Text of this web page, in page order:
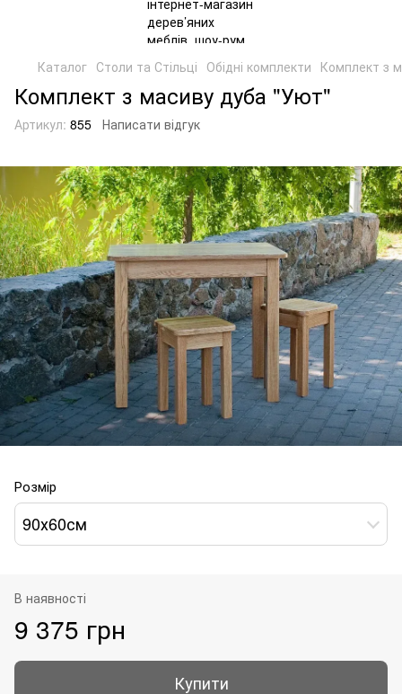
Каталог Столи та Стільці Обідні комплекти Комплект з
Комплект з масиву дуба "Уют"
Артикул: 855 Написати відгук
Розмір
90х60см
В наявності
9 375 грн
Купити